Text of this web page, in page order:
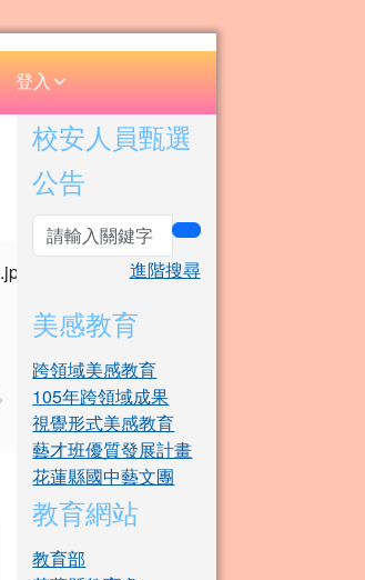
登入
右邊區域內容
校安人員甄選
公告
search
進階搜尋
美感教育
跨領域美感教育
105年跨領域成果
視覺形式美感教育
藝才班優質發展計畫
花蓮縣國中藝文團
教育網站
教育部